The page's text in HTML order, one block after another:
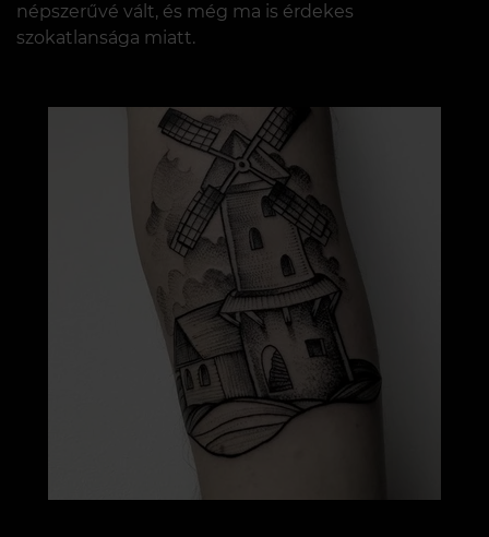
népszerűvé vált, és még ma is érdekes
szokatlansága miatt.